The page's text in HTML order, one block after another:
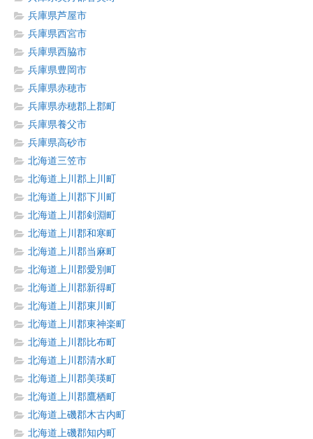
兵庫県芦屋市
兵庫県西宮市
兵庫県西脇市
兵庫県豊岡市
兵庫県赤穂市
兵庫県赤穂郡上郡町
兵庫県養父市
兵庫県高砂市
北海道三笠市
北海道上川郡上川町
北海道上川郡下川町
北海道上川郡剣淵町
北海道上川郡和寒町
北海道上川郡当麻町
北海道上川郡愛別町
北海道上川郡新得町
北海道上川郡東川町
北海道上川郡東神楽町
北海道上川郡比布町
北海道上川郡清水町
北海道上川郡美瑛町
北海道上川郡鷹栖町
北海道上磯郡木古内町
北海道上磯郡知内町